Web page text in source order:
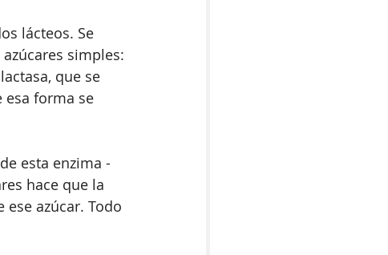
lácteos. Se
simples:
que se
esa forma se
esta enzima -
hace que la
azúcar. Todo